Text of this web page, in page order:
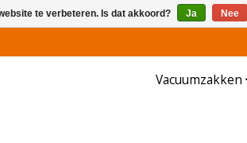
Vacuumzakken
te verbeteren. Is dat akkoord? Ja Nee